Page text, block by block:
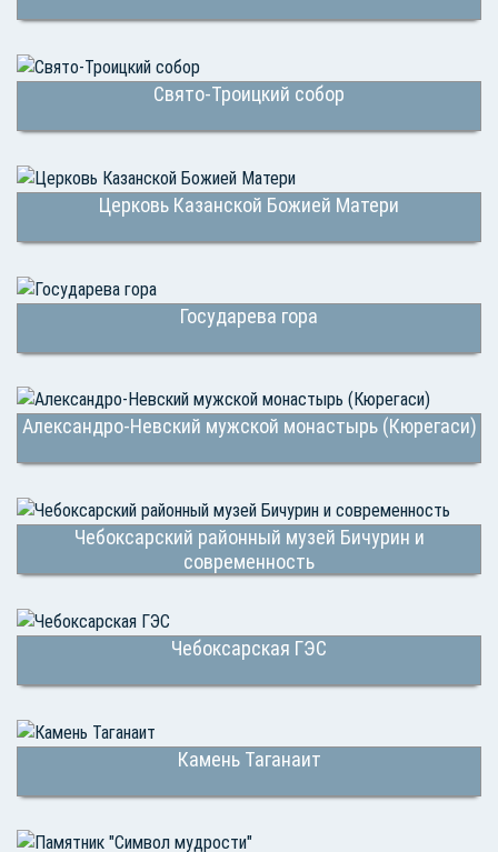
Свято-Троицкий собор
Церковь Казанской Божией Матери
Государева гора
Александро-Невский мужской монастырь (Кюрегаси)
Чебоксарский районный музей Бичурин и
современность
Чебоксарская ГЭС
Камень Таганаит